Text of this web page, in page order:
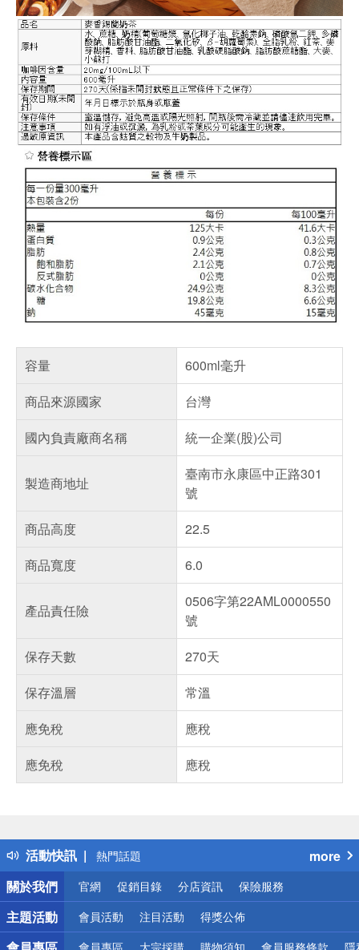
容量
600ml毫升
商品來源國家
台灣
國內負責廠商名稱
統一企業(股)公司
製造商地址
臺南市永康區中正路301
號
商品高度
22.5
商品寬度
6.0
產品責任險
0506字第22AML0000550
號
保存天數
270天
保存溫層
常溫
應免稅
應稅
應免稅
應稅
活動快訊
得獎公告
熱門話題
銀行優惠
偏遠地區配送
詐騙網頁！請小心！
more
關於我們
官網 促銷目錄 分店資訊 保險服務
主題活動 會員活動 注目活動 得獎公佈